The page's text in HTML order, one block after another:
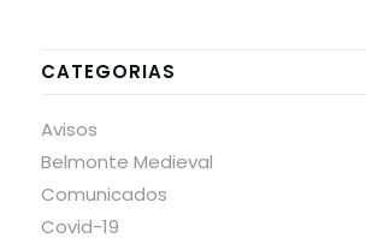
CATEGORIAS
Avisos
Belmonte Medieval
Comunicados
Covid-19